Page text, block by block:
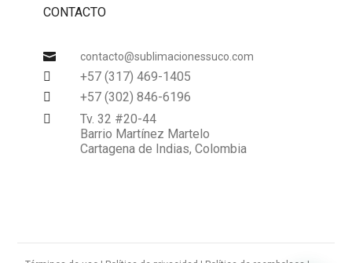
CONTACTO
 contacto@sublimacionessuco.com
 +57 (317) 469-1405
 +57 (302) 846-6196

Tv. 32 #20-44
Barrio Martínez Martelo
Cartagena de Indias, Colombia